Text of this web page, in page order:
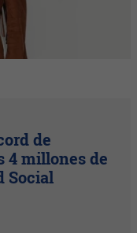
de
4 millones de
Social